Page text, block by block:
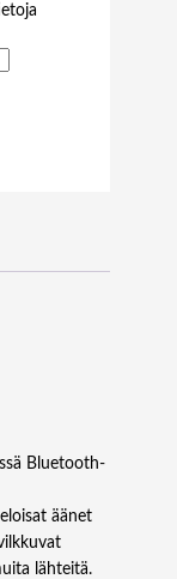
Bluetooth-
äänet
lähteitä.